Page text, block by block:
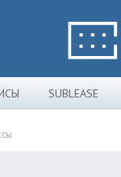
SUBLEASE